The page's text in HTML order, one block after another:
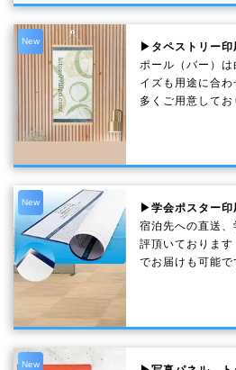
New
▶タペストリー
ポール（バー）
イズも用途に合
多くご用意してお
New
▶学会ポスター
宿泊先への直送
評頂いておりま
でお届けも可能で
New